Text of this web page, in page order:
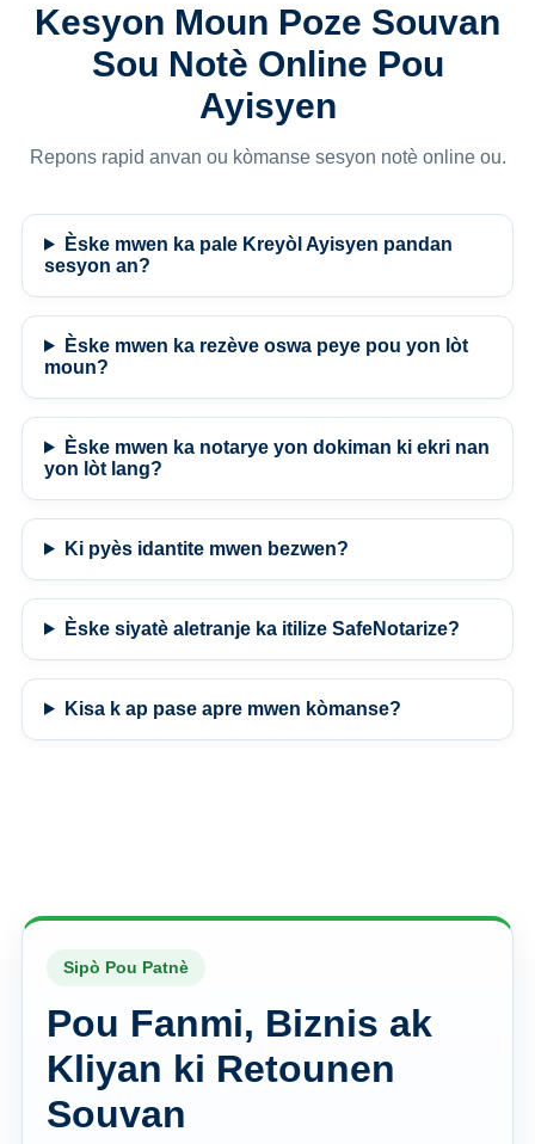
Kesyon Moun Poze Souvan
Sou Notè Online Pou
Ayisyen
Repons rapid anvan ou kòmanse sesyon notè online ou.
Èske mwen ka pale Kreyòl Ayisyen pandan
sesyon an?
Èske mwen ka rezève oswa peye pou yon lòt
moun?
Èske mwen ka notarye yon dokiman ki ekri nan
yon lòt lang?
Ki pyès idantite mwen bezwen?
Èske siyatè aletranje ka itilize SafeNotarize?
Kisa k ap pase apre mwen kòmanse?
Sipò Pou Patnè
Pou Fanmi, Biznis ak
Kliyan ki Retounen
Souvan